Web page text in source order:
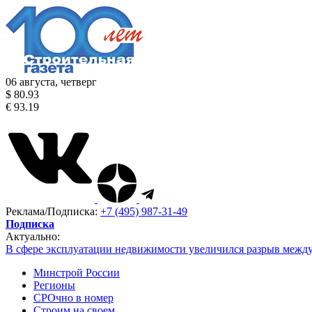
06 августа, четверг
$ 80.93
€ 93.19
Реклама/Подписка: +7 (495) 987-31-49
Подписка
Актуально:
В сфере эксплуатации недвижимости увеличился разрыв
Минстрой России
Регионы
СРОчно в номер